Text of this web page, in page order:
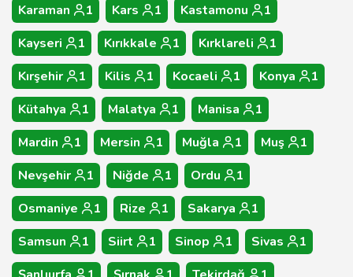
Karaman
1 Kars 1 Kastamonu
1
Kayseri
1 Kırıkkale 1 Kırklareli
1
Kırşehir
1 Kilis 1 Kocaeli 1 Konya
1
Kütahya
1 Malatya 1 Manisa
1
Mardin
1 Mersin 1 Muğla 1 Muş
1
Nevşehir
1 Niğde 1 Ordu
1
Osmaniye
1 Rize 1 Sakarya
1
Samsun
1 Siirt 1 Sinop 1 Sivas
1